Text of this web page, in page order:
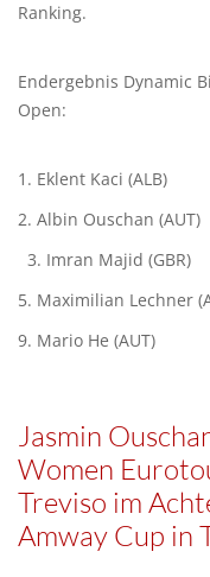
Ranking.
Endergebnis Dynamic
Open:
1. Eklent Kaci (ALB)
2. Albin Ouschan (AUT)
3. Imran Majid (GBR)
5. Maximilian Lechner
9. Mario He (AUT)
Jasmin
Women
Treviso im
Amway Cup in